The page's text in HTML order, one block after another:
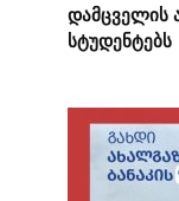
დამცველის
სტუდენტებს